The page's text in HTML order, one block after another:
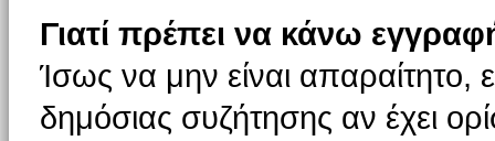
Γιατί πρέπει να κάνω
Ίσως να μην είναι απαραίτητο,
δημόσιας συζήτησης αν έχει